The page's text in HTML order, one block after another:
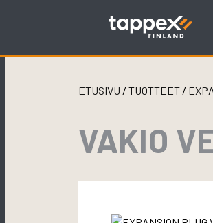
ETUSIVU /TUOTTEET /
VAKIO